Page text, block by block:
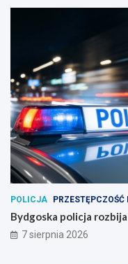
POLICJA
Bydgoska policja
7 sierpnia 2026